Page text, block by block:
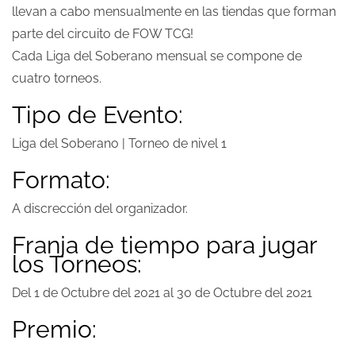
llevan a cabo mensualmente en las tiendas que forman
parte del circuito de FOW TCG!
Cada Liga del Soberano mensual se compone de
cuatro torneos.
Tipo de Evento:
Liga del Soberano | Torneo de nivel 1
Formato:
A discrección del organizador.
Franja de tiempo para jugar
los Torneos:
Del 1 de Octubre del 2021 al 30 de Octubre del 2021
Premio: